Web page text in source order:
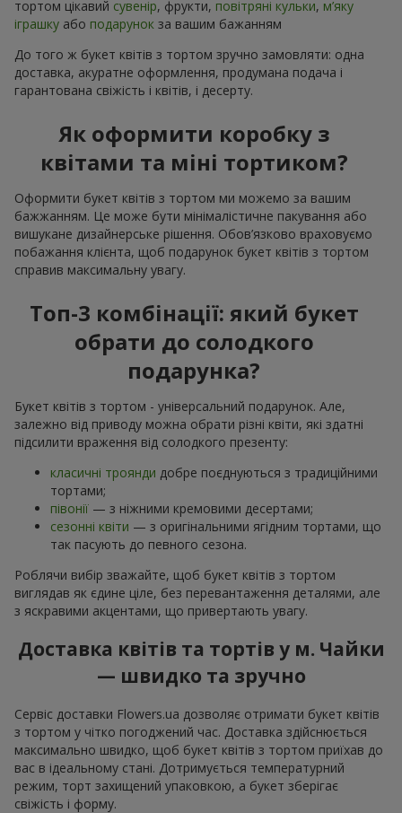
тортом цікавий сувенір, фрукти, повітряні кульки, м’яку
іграшку або подарунок за вашим бажанням
До того ж букет квітів з тортом зручно замовляти: одна
доставка, акуратне оформлення, продумана подача і
гарантована свіжість і квітів, і десерту.
Як оформити коробку з
квітами та міні тортиком?
Оформити букет квітів з тортом ми можемо за вашим
бажжанням. Це може бути мінімалістичне пакування або
вишукане дизайнерське рішення. Обов’язково враховуємо
побажання клієнта, щоб подарунок букет квітів з тортом
справив максимальну увагу.
Топ-3 комбінації: який букет
обрати до солодкого
подарунка?
Букет квітів з тортом - універсальний подарунок. Але,
залежно від приводу можна обрати різні квіти, які здатні
підсилити враження від солодкого презенту:
класичні троянди добре поєднуються з традиційними
тортами;
півонії — з ніжними кремовими десертами;
сезонні квіти — з оригінальними ягідним тортами, що
так пасують до певного сезона.
Роблячи вибір зважайте, щоб букет квітів з тортом
виглядав як єдине ціле, без перевантаження деталями, але
з яскравими акцентами, що привертають увагу.
Доставка квітів та тортів у м. Чайки
— швидко та зручно
Сервіс доставки Flowers.ua дозволяє отримати букет квітів
з тортом у чітко погоджений час. Доставка здійснюється
максимально швидко, щоб букет квітів з тортом приїхав до
вас в ідеальному стані. Дотримується температурний
режим, торт захищений упаковкою, а букет зберігає
свіжість і форму.